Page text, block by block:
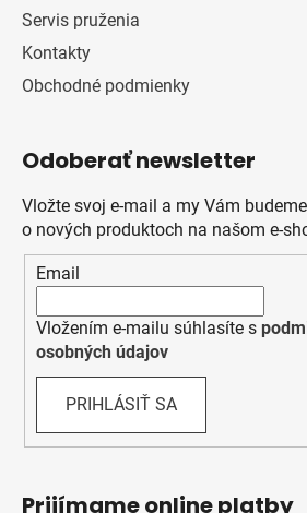
Servis pruženia
Kontakty
Obchodné podmienky
Odoberať newsletter
Vložte svoj e-mail a my Vám
o nových produktoch na našom e-
Email
Vložením e-mailu súhlasíte s
osobných údajov
PRIHLÁSIŤ SA
Prijímame online platby